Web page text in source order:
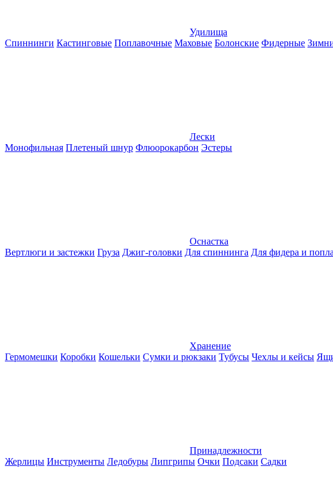
Удилища
Спиннинги Кастинговые Поплавочные Маховые Болонские Фидерные
Лески
Монофильная Плетеный шнур Флюорокарбон Эстеры
Оснастка
Вертлюги и застежки Груза Джиг-головки Для спиннинга Для фидера и
Хранение
Гермомешки Коробки Кошельки Сумки и рюкзаки Тубусы Чехлы и кейсы
Принадлежности
Жерлицы Инструменты Ледобуры Липгрипы Очки Подсаки Садки